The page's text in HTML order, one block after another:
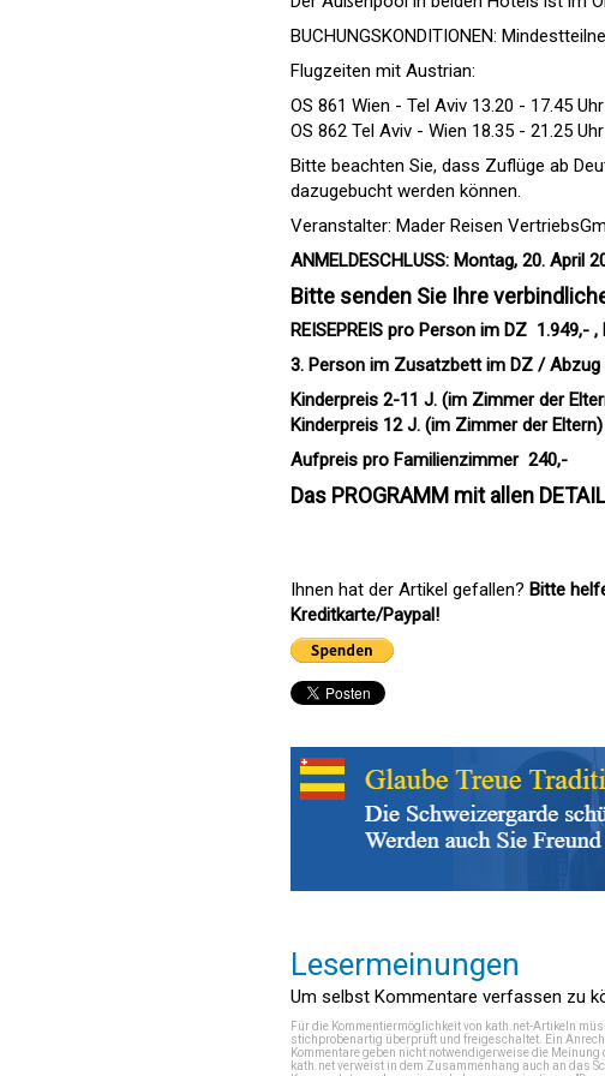
BUCHUNGSKONDITIONEN:
Flugzeiten mit Austrian:
OS 861 Wien - Tel Aviv 13.20 - 17.45 Uhr
OS 862 Tel Aviv - Wien 18.35 - 21.25 Uhr
Bitte beachten Sie, dass Zuflüge ab
dazugebucht werden können.
Veranstalter: Mader Reisen
ANMELDESCHLUSS: Montag, 20. April
Bitte senden Sie Ihre
REISEPREIS pro Person im DZ  1.949,-
3. Person im Zusatzbett im DZ / Abzug
Kinderpreis 2-11 J. (im Zimmer der
Kinderpreis 12 J. (im Zimmer der Eltern)
Aufpreis pro Familienzimmer  240,-
Das PROGRAMM mit allen
Ihnen hat der Artikel gefallen? Bitte
Kreditkarte/Paypal!
Lesermeinungen
Um selbst Kommentare verfassen zu
Für die Kommentiermöglichkeit von kath.net-Artikeln
stichprobenartig überprüft und freigeschaltet. Ein
Kommentare geben nicht notwendigerweise die Meinung
kath.net verweist in dem Zusammenhang auch an das